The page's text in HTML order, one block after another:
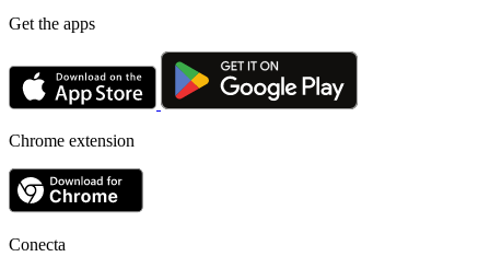
Get the apps
Chrome extension
Conecta